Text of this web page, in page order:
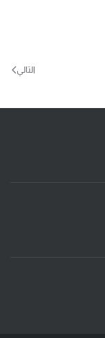
التالي